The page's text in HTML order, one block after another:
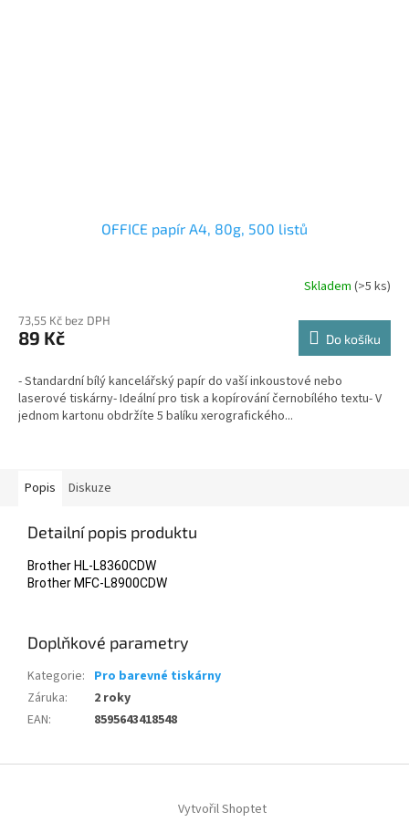
OFFICE papír A4, 80g, 500 listů
Skladem (>5 ks)
73,55 Kč bez DPH
89 Kč Do košíku
- Standardní bílý kancelářský papír do vaší inkoustové nebo
laserové tiskárny- Ideální pro tisk a kopírování černobílého textu- V
jednom kartonu obdržíte 5 balíku xerografického...
Popis Diskuze
Detailní popis produktu
Brother HL-L8360CDW
Brother MFC-L8900CDW
Doplňkové parametry
Kategorie: Pro barevné tiskárny
Záruka:
2 roky
EAN: 8595643418548
Vytvořil Shoptet